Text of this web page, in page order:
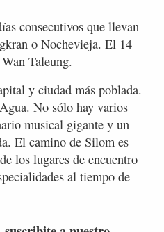
consecutivos que llevan
o Nochevieja. El 14
Taleung.
y ciudad más poblada.
No sólo hay varios
musical gigante y un
El camino de Silom es
los lugares de encuentro
al tiempo de